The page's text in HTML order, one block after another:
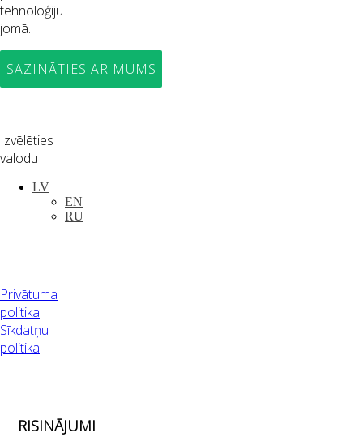
tehnoloģiju
jomā.
SAZINĀTIES AR MUMS
Izvēlēties
valodu
LV
EN
RU
Privātuma
politika
Sīkdatņu
politika
RISINĀJUMI